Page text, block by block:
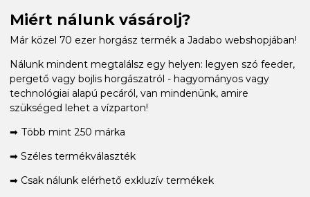
Miért nálunk vásárolj?
Már közel 70 ezer horgász termék a Jadabo webshopjában!
Nálunk mindent megtalálsz egy helyen: legyen szó feeder,
pergető vagy bojlis horgászatról - hagyományos vagy
technológiai alapú pecáról, van mindenünk, amire
szükséged lehet a vízparton!
➡ Több mint 250 márka
➡ Széles termékválaszték
➡ Csak nálunk elérhető exkluzív termékek